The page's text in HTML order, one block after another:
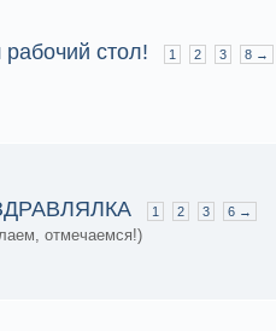
стол! 1 2 3 8 →
1 2 3 6 →
отмечаемся!)